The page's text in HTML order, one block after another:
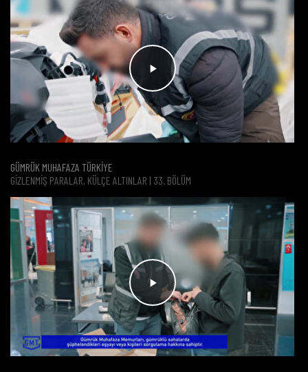
GÜMRÜK MUHAFAZA TÜRKİYE
GIZLENMIŞ PARALAR, KÜLÇE ALTINLAR | 33. BÖLÜM